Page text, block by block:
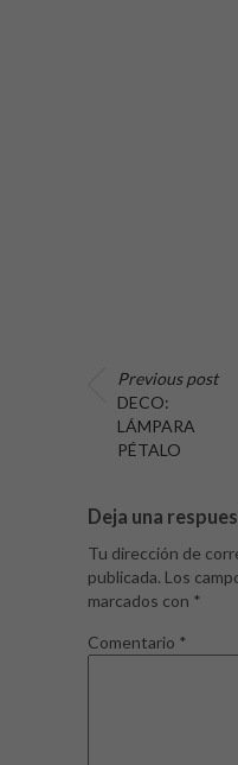
Previous post
DECO:
LÁMPARA
PÉTALO
Deja una
Tu dirección de
publicada. Los
marcados con *
Comentario *